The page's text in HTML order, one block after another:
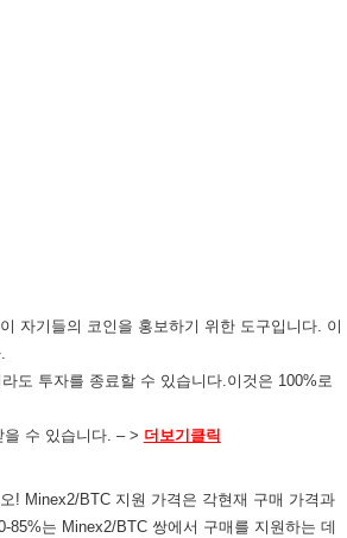
자기들의 코인을 홍보하기 위한 도구입니다. 이
도 투자를 종료할 수 있습니다.이것은 100%로
수 있습니다. – > 더보기클릭
! Minex2/BTC 지원 가격은 각현재 구매 가격과
는 Minex2/BTC 쌍에서 구매를 지원하는 데